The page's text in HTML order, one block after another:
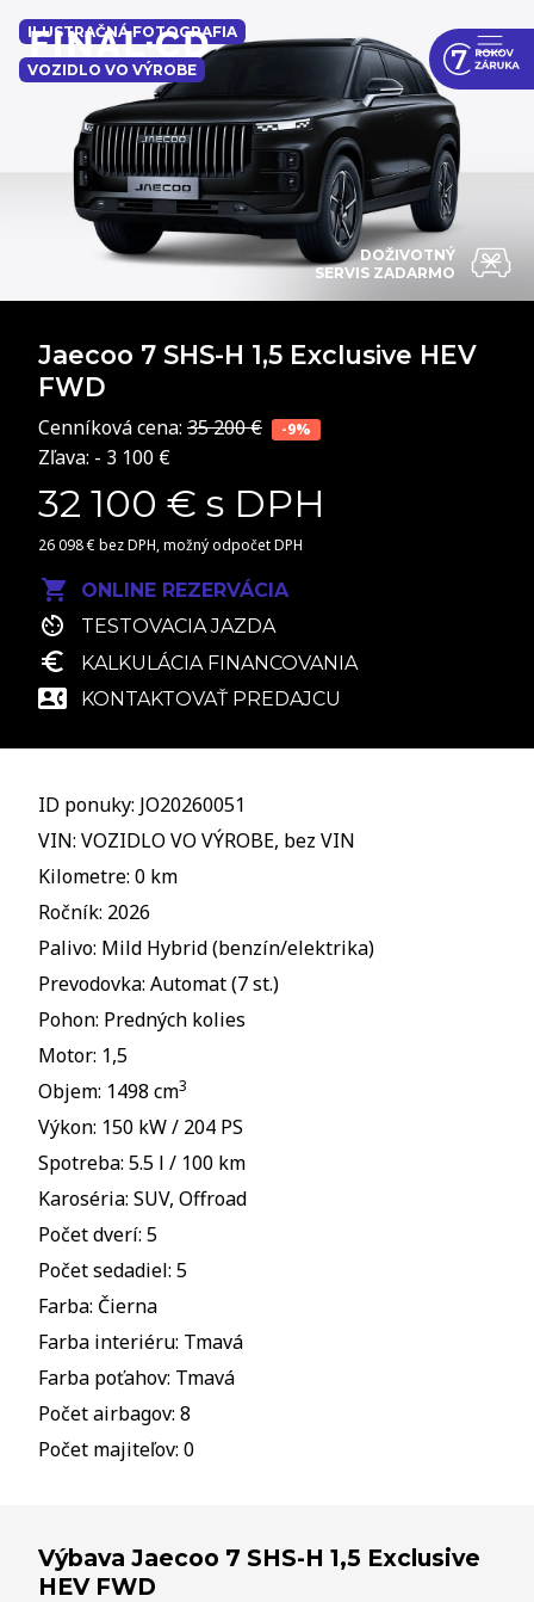
Jaecoo 7 SHS-H 1,5 Exclusive HEV
FWD
Cenníková cena: 35 200 € -9%
Zľava: - 3 100 €
32 100 € s DPH
26 098 € bez DPH, možný odpočet DPH
ONLINE REZERVÁCIA
TESTOVACIA JAZDA
KALKULÁCIA FINANCOVANIA
KONTAKTOVAŤ PREDAJCU
DOŽIVOTNÝ
SERVIS ZADARMO
ILUSTRAČNÁ FOTOGRAFIA
VOZIDLO VO VÝROBE
ID ponuky: JO20260051
VIN: VOZIDLO VO VÝROBE, bez VIN
Kilometre: 0 km
Ročník: 2026
Palivo: Mild Hybrid (benzín/elektrika)
Prevodovka: Automat (7 st.)
Pohon: Predných kolies
Motor: 1,5
Objem: 1498 cm3
Výkon: 150 kW / 204 PS
Spotreba: 5.5 l / 100 km
Karoséria: SUV, Offroad
Počet dverí: 5
Počet sedadiel: 5
Farba: Čierna
Farba interiéru: Tmavá
Farba poťahov: Tmavá
Počet airbagov: 8
Počet majiteľov: 0
Výbava Jaecoo 7 SHS-H 1,5 Exclusive
HEV FWD